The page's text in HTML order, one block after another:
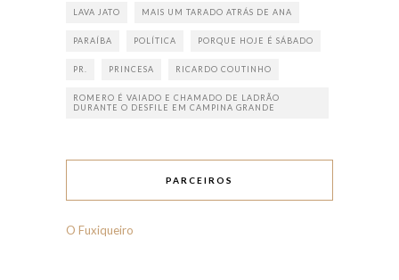
LAVA JATO MAIS UM TARADO ATRÁS DE ANA
PARAÍBA POLÍTICA PORQUE HOJE É SÁBADO
PR. PRINCESA RICARDO COUTINHO
ROMERO É VAIADO E CHAMADO DE LADRÃO
DURANTE O DESFILE EM CAMPINA GRANDE
PARCEIROS
O Fuxiqueiro